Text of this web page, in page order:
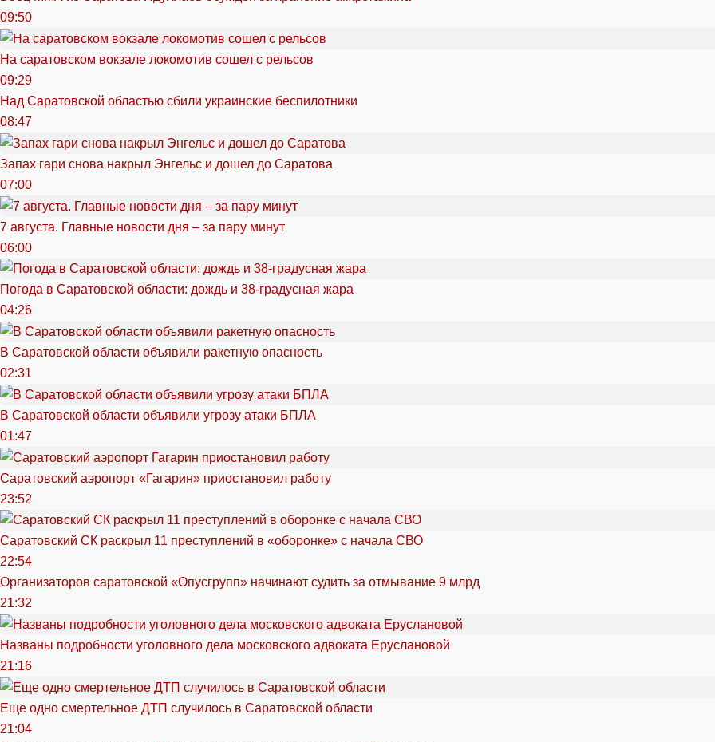
09:50
На саратовском вокзале локомотив сошел с рельсов
09:29
Над Саратовской областью сбили украинские беспилотники
08:47
Запах гари снова накрыл Энгельс и дошел до Саратова
07:00
7 августа. Главные новости дня – за пару минут
06:00
Погода в Саратовской области: дождь и 38-градусная жара
04:26
В Саратовской области объявили ракетную опасность
02:31
В Саратовской области объявили угрозу атаки БПЛА
01:47
Саратовский аэропорт «Гагарин» приостановил работу
23:52
Саратовский СК раскрыл 11 преступлений в «оборонке» с начала СВО
22:54
Организаторов саратовской «Опусгрупп» начинают судить за отмывание 9 млрд
21:32
Названы подробности уголовного дела московского адвоката Еруслановой
21:16
Еще одно смертельное ДТП случилось в Саратовской области
21:04